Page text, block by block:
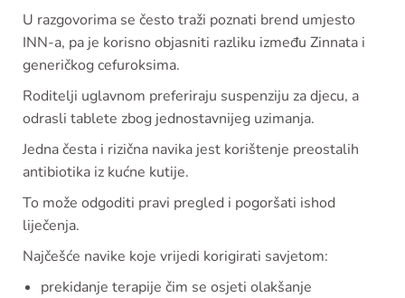
U razgovorima se često traži poznati brend umjesto
INN-a, pa je korisno objasniti razliku između Zinnata i
generičkog cefuroksima.
Roditelji uglavnom preferiraju suspenziju za djecu, a
odrasli tablete zbog jednostavnijeg uzimanja.
Jedna česta i rizična navika jest korištenje preostalih
antibiotika iz kućne kutije.
To može odgoditi pravi pregled i pogoršati ishod
liječenja.
Najčešće navike koje vrijedi korigirati savjetom:
prekidanje terapije čim se osjeti olakšanje